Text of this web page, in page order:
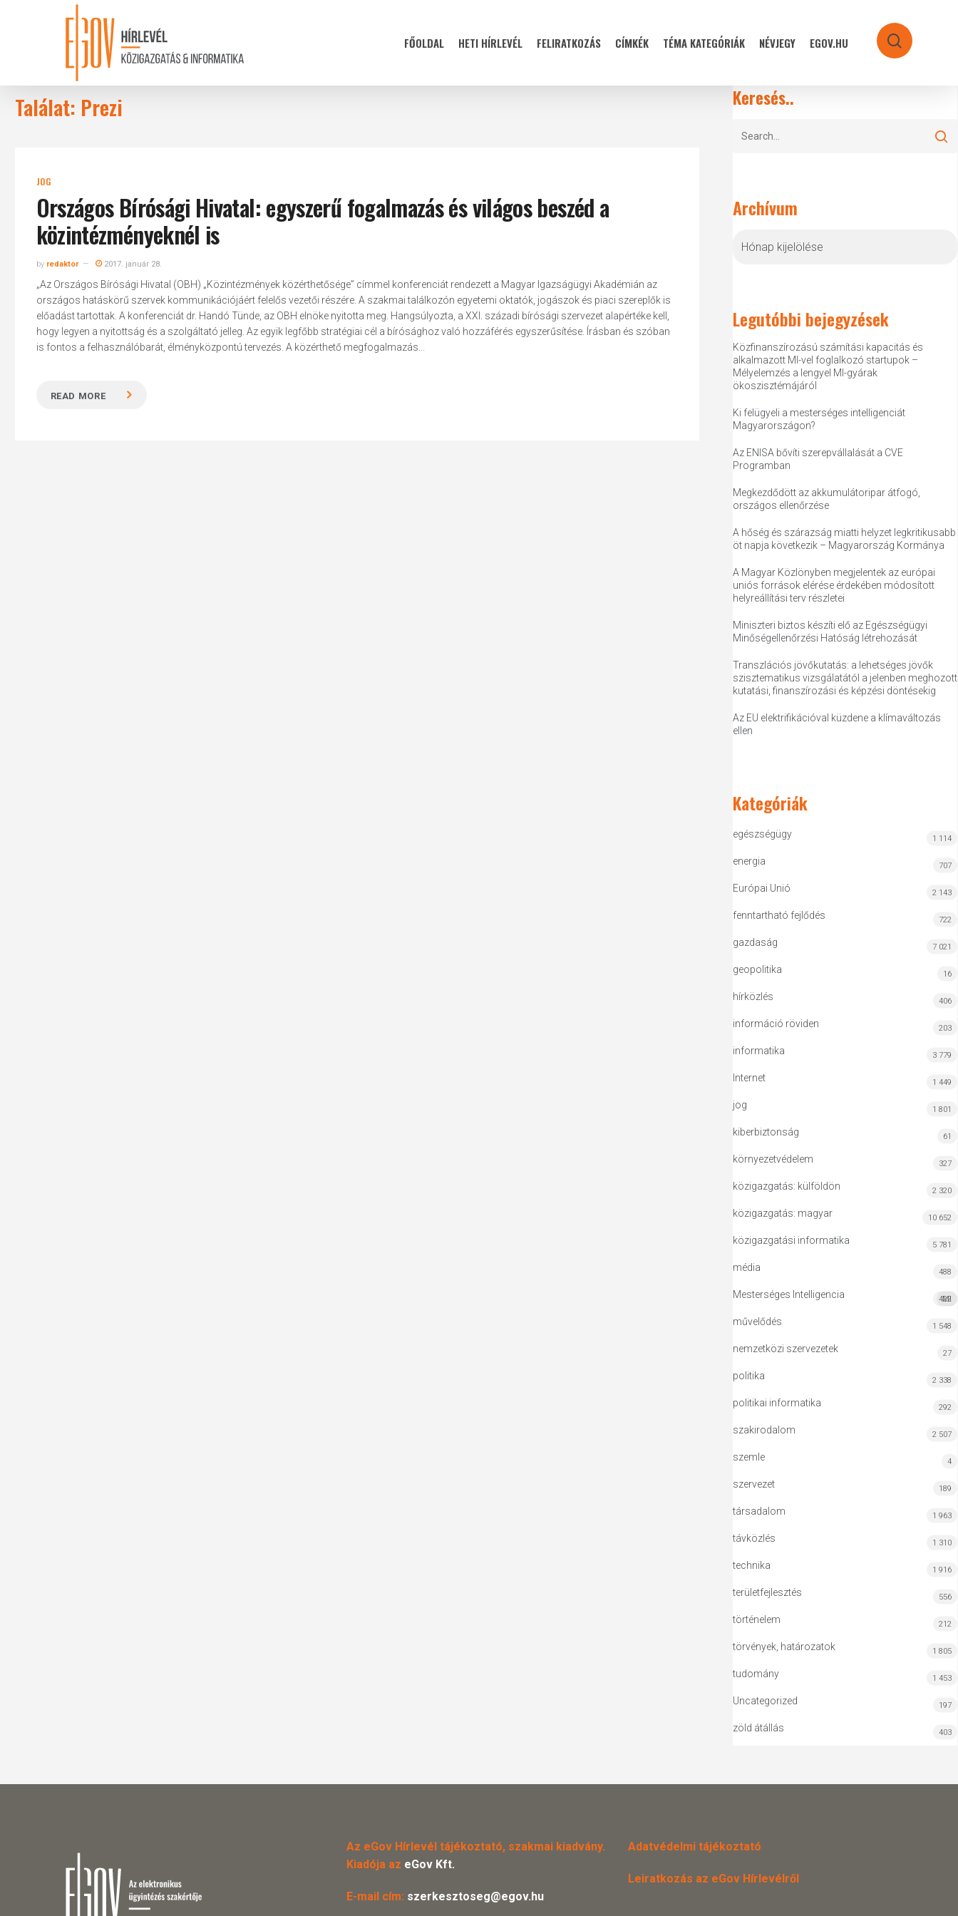
Hit enter to search or ESC to close
FŐOLDAL HETI HÍRLEVÉL FELIRATKOZÁS CÍMKÉK TÉMA KATEGÓRIÁK NÉVJEGY EGOV.HU search
Találat: Prezi
JOG
Országos Bírósági Hivatal: egyszerű fogalmazás és világos beszéd a
közintézményeknél is
by redaktor 2017. január 28.
„Az Országos Bírósági Hivatal (OBH) „Közintézmények közérthetősége” címmel konferenciát rendezett a Magyar Igazságügyi Akadémián az
országos hatáskörű szervek kommunikációjáért felelős vezetői részére. A szakmai találkozón egyetemi oktatók, jogászok és piaci szereplők is
előadást tartottak. A konferenciát dr. Handó Tünde, az OBH elnöke nyitotta meg. Hangsúlyozta, a XXI. századi bírósági szervezet alapértéke kell,
hogy legyen a nyitottság és a szolgáltató jelleg. Az egyik legfőbb stratégiai cél a bírósághoz való hozzáférés egyszerűsítése. Írásban és szóban
is fontos a felhasználóbarát, élményközpontú tervezés. A közérthető megfogalmazás...
READ MORE
Keresés..
Archívum
Legutóbbi bejegyzések
Közfinanszírozású számítási kapacitás és
alkalmazott MI-vel foglalkozó startupok –
Mélyelemzés a lengyel MI-gyárak
ökoszisztémájáról
Ki felügyeli a mesterséges intelligenciát
Magyarországon?
Az ENISA bővíti szerepvállalását a CVE
Programban
Megkezdődött az akkumulátoripar átfogó,
országos ellenőrzése
A hőség és szárazság miatti helyzet legkritikusabb
öt napja következik – Magyarország Kormánya
A Magyar Közlönyben megjelentek az európai
uniós források elérése érdekében módosított
helyreállítási terv részletei
Miniszteri biztos készíti elő az Egészségügyi
Minőségellenőrzési Hatóság létrehozását
Transzlációs jövőkutatás: a lehetséges jövők
szisztematikus vizsgálatától a jelenben meghozott
kutatási, finanszírozási és képzési döntésekig
Az EU elektrifikációval küzdene a klímaváltozás
ellen
Kategóriák
egészségügy 1 114
energia 707
Európai Unió 2 143
fenntartható fejlődés 722
gazdaság 7 021
geopolitika 16
hírközlés 406
információ röviden 203
informatika 3 779
Internet 1 449
jog 1 801
kiberbiztonság 61
környezetvédelem 327
közigazgatás: külföldön 2 320
közigazgatás: magyar 10 652
közigazgatási informatika 5 781
média 488
Mesterséges Intelligencia MI
422
művelődés 1 548
nemzetközi szervezetek 27
politika 2 338
politikai informatika 292
szakirodalom 2 507
szemle 4
szervezet 189
társadalom 1 963
távközlés 1 310
technika 1 916
területfejlesztés 556
történelem 212
törvények, határozatok 1 805
tudomány 1 453
Uncategorized 197
zöld átállás 403
Az eGov Hírlevél tájékoztató, szakmai kiadvány.
Kiadója az eGov Kft.
E-mail cím: szerkesztoseg@egov.hu
Adatvédelmi tájékoztató
Leiratkozás az eGov Hírlevélről